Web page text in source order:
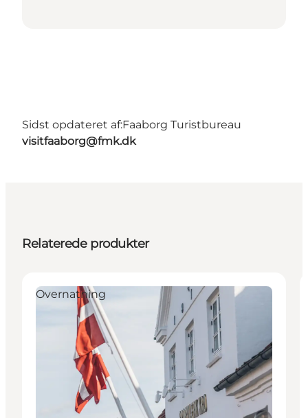
Sidst opdateret af:Faaborg Turistbureau
visitfaaborg@fmk.dk
Relaterede produkter
Overnatning